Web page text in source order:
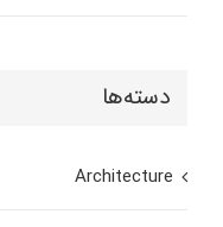
دسته‌ها
Architecture